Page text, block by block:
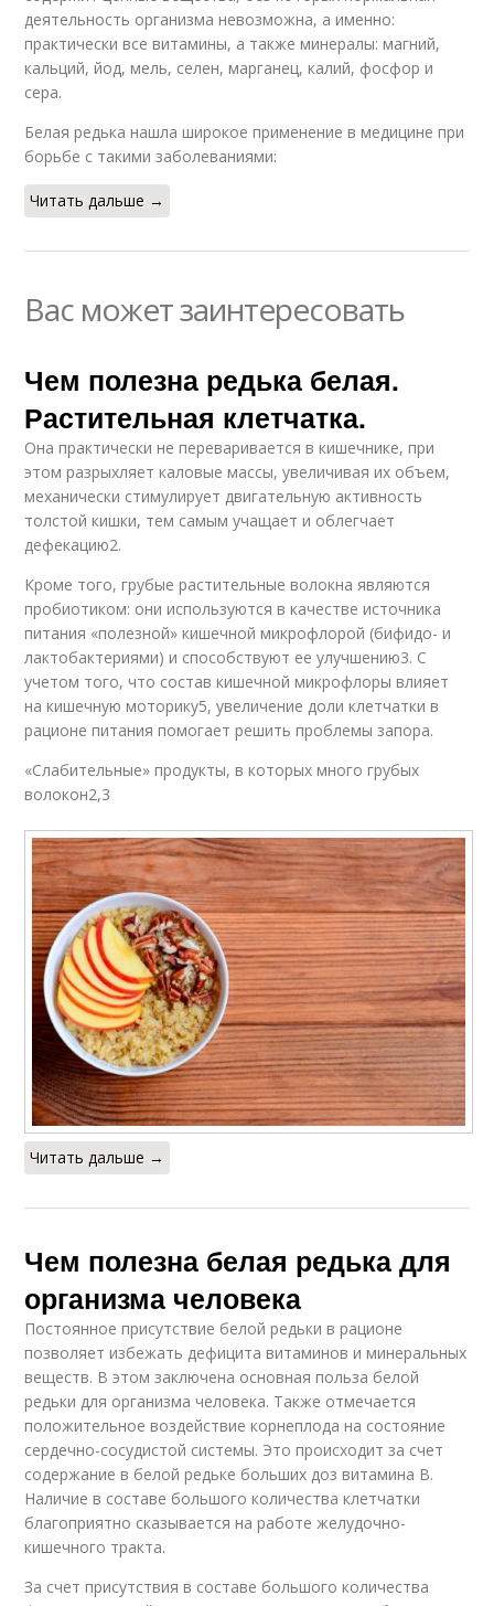
деятельность организма невозможна, а именно:
практически все витамины, а также минералы: магний,
кальций, йод, мель, селен, марганец, калий, фосфор и
сера.
Белая редька нашла широкое применение в медицине при
борьбе с такими заболеваниями:
Читать дальше →
Вас может заинтересовать
Чем полезна редька белая.
Растительная клетчатка.
Она практически не переваривается в кишечнике, при
этом разрыхляет каловые массы, увеличивая их объем,
механически стимулирует двигательную активность
толстой кишки, тем самым учащает и облегчает
дефекацию2.
Кроме того, грубые растительные волокна являются
пробиотиком: они используются в качестве источника
питания «полезной» кишечной микрофлорой (бифидо- и
лактобактериями) и способствуют ее улучшению3. С
учетом того, что состав кишечной микрофлоры влияет
на кишечную моторику5, увеличение доли клетчатки в
рационе питания помогает решить проблемы запора.
«Слабительные» продукты, в которых много грубых
волокон2,3
Читать дальше →
Чем полезна белая редька для
организма человека
Постоянное присутствие белой редьки в рационе
позволяет избежать дефицита витаминов и минеральных
веществ. В этом заключена основная польза белой
редьки для организма человека. Также отмечается
положительное воздействие корнеплода на состояние
сердечно-сосудистой системы. Это происходит за счет
содержание в белой редьке больших доз витамина B.
Наличие в составе большого количества клетчатки
благоприятно сказывается на работе желудочно-
кишечного тракта.
За счет присутствия в составе большого количества